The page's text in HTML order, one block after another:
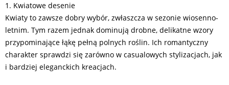
1. Kwiatowe desenie
Kwiaty to zawsze dobry wybór, zwłaszcza w sezonie wiosenno-
letnim. Tym razem jednak dominują drobne, delikatne wzory
przypominające łąkę pełną polnych roślin. Ich romantyczny
charakter sprawdzi się zarówno w casualowych stylizacjach, jak
i bardziej eleganckich kreacjach.